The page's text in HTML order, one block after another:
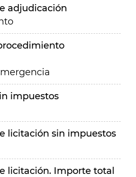
adjudicación
impuestos
licitación sin impuestos
licitación. Importe total